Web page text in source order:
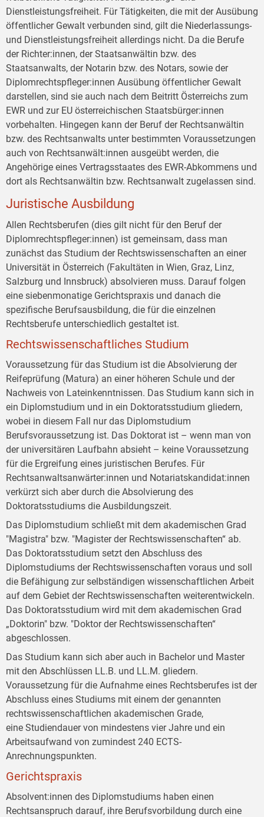
Dienstleistungsfreiheit. Für Tätigkeiten, die mit der Ausübung
öffentlicher Gewalt verbunden sind, gilt die Niederlassungs-
und Dienstleistungsfreiheit allerdings nicht. Da die Berufe
der Richter:innen, der Staatsanwältin bzw. des
Staatsanwalts, der Notarin bzw. des Notars, sowie der
Diplomrechtspfleger:innen Ausübung öffentlicher Gewalt
darstellen, sind sie auch nach dem Beitritt Österreichs zum
EWR und zur EU österreichischen Staatsbürger:innen
vorbehalten. Hingegen kann der Beruf der Rechtsanwältin
bzw. des Rechtsanwalts unter bestimmten Voraussetzungen
auch von Rechtsanwält:innen ausgeübt werden, die
Angehörige eines Vertragsstaates des EWR-Abkommens und
dort als Rechtsanwältin bzw. Rechtsanwalt zugelassen sind.
Juristische Ausbildung
Allen Rechtsberufen (dies gilt nicht für den Beruf der
Diplomrechtspfleger:innen) ist gemeinsam, dass man
zunächst das Studium der Rechtswissenschaften an einer
Universität in Österreich (Fakultäten in Wien, Graz, Linz,
Salzburg und Innsbruck) absolvieren muss. Darauf folgen
eine siebenmonatige Gerichtspraxis und danach die
spezifische Berufsausbildung, die für die einzelnen
Rechtsberufe unterschiedlich gestaltet ist.
Rechtswissenschaftliches Studium
Voraussetzung für das Studium ist die Absolvierung der
Reifeprüfung (Matura) an einer höheren Schule und der
Nachweis von Lateinkenntnissen. Das Studium kann sich in
ein Diplomstudium und in ein Doktoratsstudium gliedern,
wobei in diesem Fall nur das Diplomstudium
Berufsvoraussetzung ist. Das Doktorat ist – wenn man von
der universitären Laufbahn absieht – keine Voraussetzung
für die Ergreifung eines juristischen Berufes. Für
Rechtsanwaltsanwärter:innen und Notariatskandidat:innen
verkürzt sich aber durch die Absolvierung des
Doktoratsstudiums die Ausbildungszeit.
Das Diplomstudium schließt mit dem akademischen Grad
"Magistra" bzw. "Magister der Rechtswissenschaften“ ab.
Das Doktoratsstudium setzt den Abschluss des
Diplomstudiums der Rechtswissenschaften voraus und soll
die Befähigung zur selbständigen wissenschaftlichen Arbeit
auf dem Gebiet der Rechtswissenschaften weiterentwickeln.
Das Doktoratsstudium wird mit dem akademischen Grad
„Doktorin" bzw. "Doktor der Rechtswissenschaften“
abgeschlossen.
Das Studium kann sich aber auch in Bachelor und Master
mit den Abschlüssen LL.B. und LL.M. gliedern.
Voraussetzung für die Aufnahme eines Rechtsberufes ist der
Abschluss eines Studiums mit einem der genannten
rechtswissenschaftlichen akademischen Grade,
eine Studiendauer von mindestens vier Jahre und ein
Arbeitsaufwand von zumindest 240 ECTS-
Anrechnungspunkten.
Gerichtspraxis
Absolvent:innen des Diplomstudiums haben einen
Rechtsanspruch darauf, ihre Berufsvorbildung durch eine